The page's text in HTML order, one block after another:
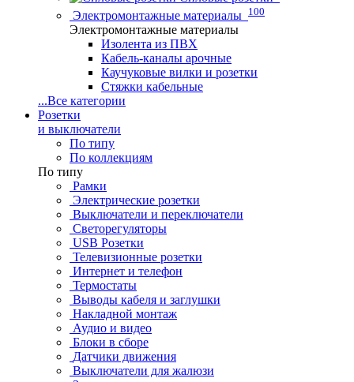
Электромонтажные материалы 100
Электромонтажные материалы
Изолента из ПВХ
Кабель-каналы арочные
Каучуковые вилки и розетки
Стяжки кабельные
...Все категории
Розетки
и выключатели
По типу
По коллекциям
По типу
Рамки
Электрические розетки
Выключатели и переключатели
Светорегуляторы
USB Розетки
Телевизионные розетки
Интернет и телефон
Термостаты
Выводы кабеля и заглушки
Накладной монтаж
Аудио и видео
Блоки в сборе
Датчики движения
Выключатели для жалюзи